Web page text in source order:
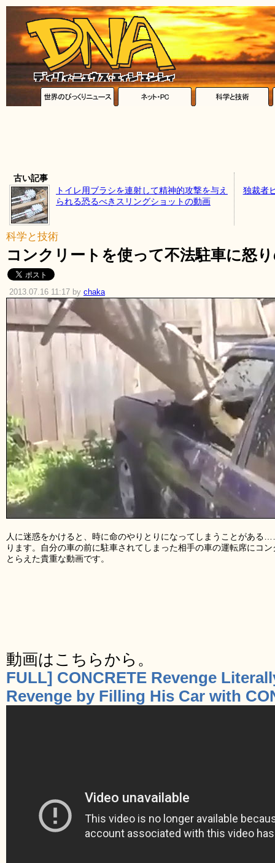
古い記事
トイレ用ブラシを連射して精神的攻撃を与え
られる恐るべきスリングショットの動画
独裁者
科学と技術
コンクリートを使って不法駐車に怒
2013.07.16 11:17 by chaka
人に迷惑をかけると、時に命のやりとりになってしまうことがあ
ります。自分の車の前に駐車されてしまった相手の車の運転席にコ
とらえた貴重な動画です。
動画はこちらから。
FULL] CONCRETE Revenge
Revenge by Filling His Car with